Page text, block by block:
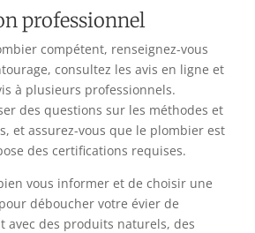
professionnel
compétent, renseignez-vous
consultez les avis en ligne et
à plusieurs professionnels.
des questions sur les méthodes et
et assurez-vous que le plombier est
des certifications requises.
vous informer et de choisir une
déboucher votre évier de
avec des produits naturels, des